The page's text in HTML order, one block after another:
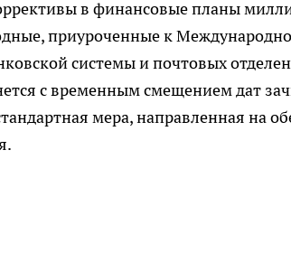
в финансовые планы
приуроченные к
системы и почтовых
с временным смещением дат
мера, направленная на